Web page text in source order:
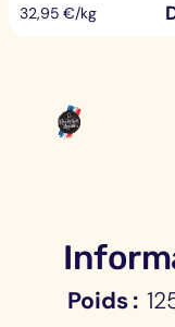
32,95 €/kg
Poids